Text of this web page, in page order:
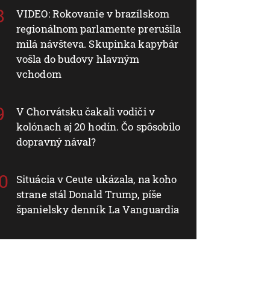
VIDEO: Rokovanie v brazílskom
regionálnom parlamente prerušila
milá návšteva. Skupinka kapybár
vošla do budovy hlavným
vchodom
V Chorvátsku čakali vodiči v
kolónach aj 20 hodín. Čo spôsobilo
dopravný nával?
Situácia v Ceute ukázala, na koho
strane stál Donald Trump, píše
španielsky denník La Vanguardia